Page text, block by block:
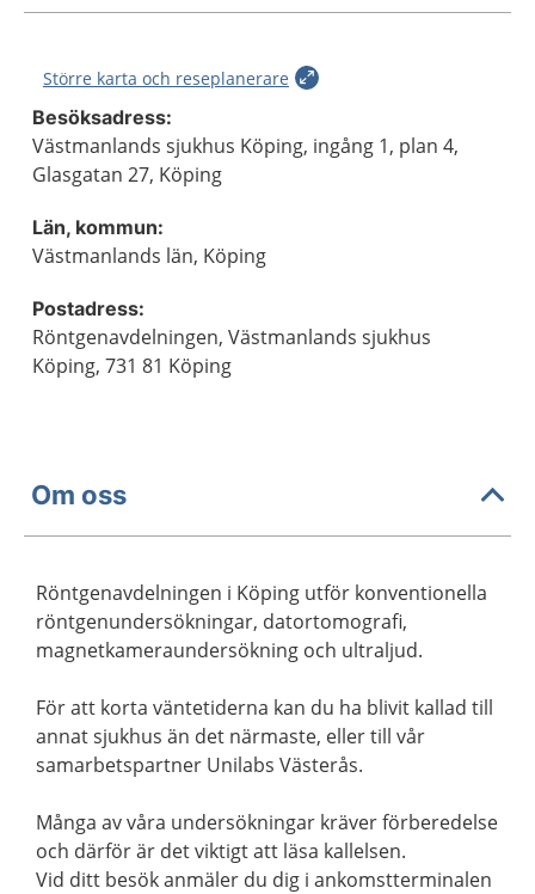
Större karta och reseplanerare
Besöksadress:
Västmanlands sjukhus Köping, ingång 1, plan 4,
Glasgatan 27, Köping
Län, kommun:
Västmanlands län, Köping
Postadress:
Röntgenavdelningen, Västmanlands sjukhus
Köping, 731 81 Köping
Om oss
Röntgenavdelningen i Köping utför konventionella
röntgenundersökningar, datortomografi,
magnetkameraundersökning och ultraljud.
För att korta väntetiderna kan du ha blivit kallad till
annat sjukhus än det närmaste, eller till vår
samarbetspartner Unilabs Västerås.
Många av våra undersökningar kräver förberedelse
och därför är det viktigt att läsa kallelsen.
Vid ditt besök anmäler du dig i ankomstterminalen